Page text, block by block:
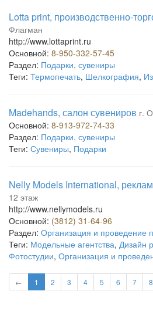
Lotta print, производственно-
Флагман
http://www.lottaprint.ru
Основной: 8-950-332-57-45
Раздел: Подарки, сувениры
Теги: Термопечать, Шелкография,
Madehands, салон сувениров г.
Основной: 8-913-972-74-33
Раздел: Подарки, сувениры
Теги: Сувениры, Подарки
Nelly Models International,
12 этаж
http://www.nellymodels.ru
Основной: (3812) 31-64-96
Раздел: Организация и проведение
Теги: Модельные агентства, Дизайн
Фотостудии, Организация и
← 1 2 3 4 5 6 7 8